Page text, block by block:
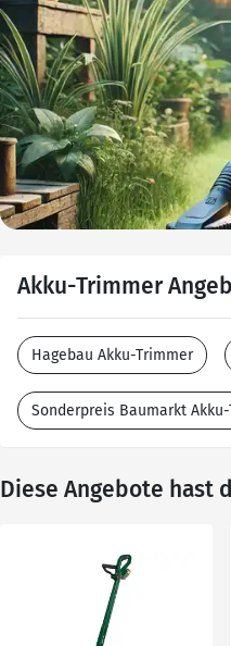
Akku-Trimmer
Hagebau Akku-Trimmer
Sonderpreis Baumarkt
Diese Angebote hast